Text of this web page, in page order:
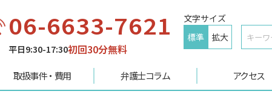
06-6633-7621
平日9:30-17:30初回30分無料
文字サイズ
標準
拡大
取扱事件・費用 弁護士コラム アクセス